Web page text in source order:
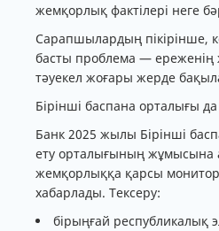
жемқорлық фактілері неге
Сарапшылардың пікірінше,
басты проблема — ереженің
тәуекел жоғары жерде
Бірінші баспана орталығы да
Банк 2025 жылы Бірінші
ету орталығының жұмысына
жемқорлыққа қарсы
хабарлады. Тексеру:
бірыңғай республикалық